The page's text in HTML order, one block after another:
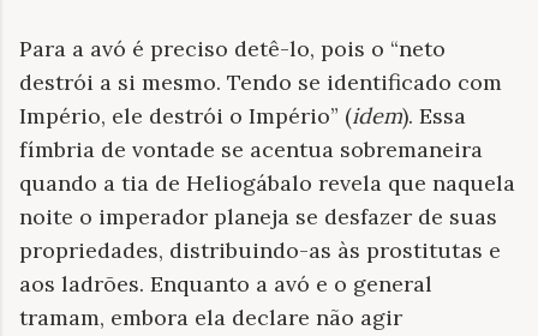
Para a avó é preciso detê-lo, pois o “neto
destrói a si mesmo. Tendo se identificado com
Império, ele destrói o Império” (idem). Essa
fímbria de vontade se acentua sobremaneira
quando a tia de Heliogábalo revela que naquela
noite o imperador planeja se desfazer de suas
propriedades, distribuindo-as às prostitutas e
aos ladrões. Enquanto a avó e o general
tramam, embora ela declare não agir